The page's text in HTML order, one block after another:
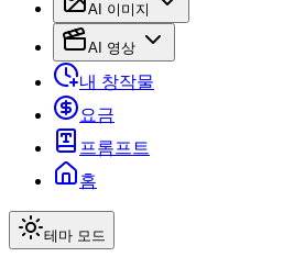
AI 이미지
AI 영상
내 창작물
요금
프롬프트
홈
테마 모드